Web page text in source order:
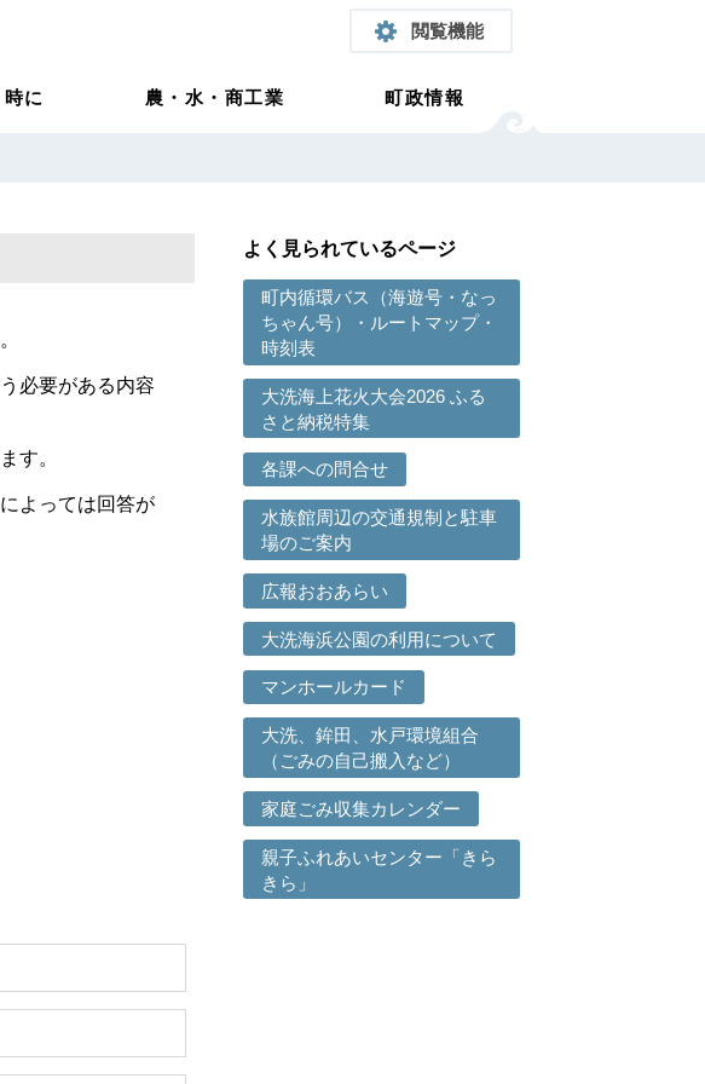
閲覧機能
に 農・水・商工業 町政情報
必要がある内容
す。
よっては回答が
よく見られているページ
町内循環バス（海遊号・なっ
ちゃん号）・ルートマップ・
時刻表
大洗海上花火大会2026 ふる
さと納税特集
各課への問合せ
水族館周辺の交通規制と駐車
場のご案内
広報おおあらい
大洗海浜公園の利用について
マンホールカード
大洗、鉾田、水戸環境組合
（ごみの自己搬入など）
家庭ごみ収集カレンダー
親子ふれあいセンター「きら
きら」